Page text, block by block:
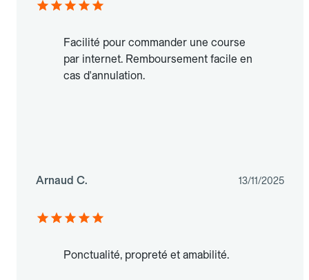
Facilité pour commander une course
par internet. Remboursement facile en
cas d'annulation.
Arnaud C. 13/11/2025
Ponctualité, propreté et amabilité.